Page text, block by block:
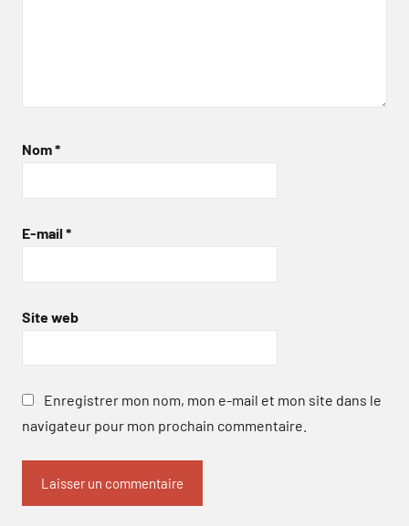
Nom*
E-mail *
Site web
Enregistrer mon nom, mon e-mail et mon site dans le
navigateur pour mon prochain commentaire.